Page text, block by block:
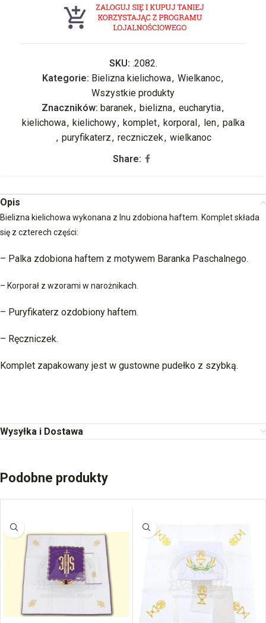
SKU: .2082.
Kategorie: Bielizna kielichowa, Wielkanoc,
Wszystkie produkty
Znaczników: baranek, bielizna, eucharytia,
kielichowa, kielichowy, komplet, korporal, len, palka
, puryfikaterz, reczniczek, wielkanoc
Share:
Opis
Bielizna kielichowa wykonana z lnu zdobiona haftem. Komplet składa
się z czterech części:
– Palka zdobiona haftem z motywem Baranka Paschalnego.
– Korporał z wzorami w narożnikach.
– Puryfikaterz ozdobiony haftem.
– Ręczniczek.
Komplet zapakowany jest w gustowne pudełko z szybką.
Wysyłka i Dostawa
Podobne produkty